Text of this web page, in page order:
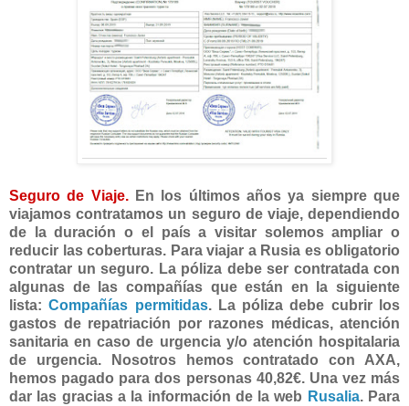
Seguro de Viaje.En los últimos años ya siempre que
viajamos contratamos un seguro de viaje, dependiendo
de la duración o el país a visitar solemos ampliar o
reducir las coberturas. Para viajar a Rusia es obligatorio
contratar un seguro. La póliza debe ser contratada con
algunas de las compañías que están en la siguiente
lista:Compañías permitidas. La póliza debe cubrir los
gastos de repatriación por razones médicas, atención
sanitaria en caso de urgencia y/o atención hospitalaria
de urgencia. Nosotros hemos contratado con AXA,
hemos pagado para dos personas 40,82€. Una vez más
dar las gracias a la información de la web Rusalia. Para